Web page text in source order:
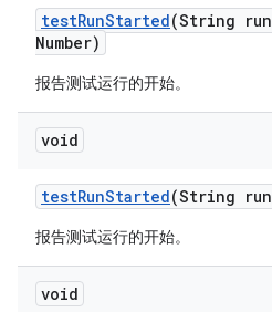
testRunStarted(String run
Number)
报告测试运行的开始。
void
testRunStarted(String run
报告测试运行的开始。
void